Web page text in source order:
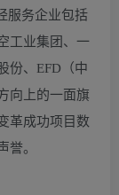
服务企业包括
工业集团、一
份、EFD（中
向上的一面旗
革成功项目数
誉。